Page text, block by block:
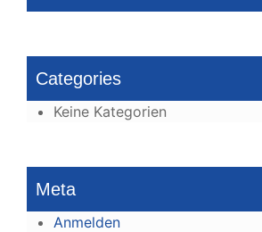
Categories
Keine Kategorien
Meta
Anmelden